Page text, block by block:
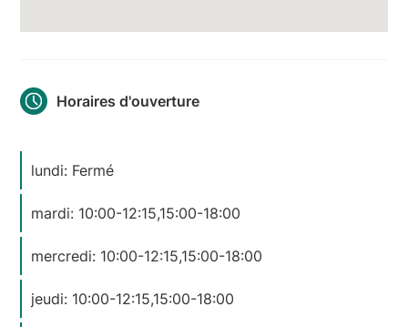
Horaires d'ouverture
lundi: Fermé
mardi: 10:00-12:15,15:00-18:00
mercredi: 10:00-12:15,15:00-18:00
jeudi: 10:00-12:15,15:00-18:00